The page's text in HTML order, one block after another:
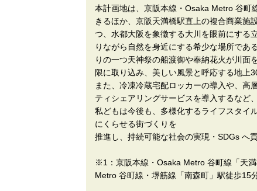
本計画地は、京阪本線・Osaka Metro 谷
きるほか、京阪天満橋駅直上の複合商業施
つ、水都大阪を象徴する大川を眼前にする
りながら自然を身近にする希少な場所であ
りの一つ天神祭の船渡御や奉納花火が川面
限に取り込み、美しい風景と呼応する地上
また、冷凍冷蔵宅配ロッカーの導入や、高
ティシェアリングサービスを導入するなど
私どもは今後も、多様化するライフスタイ
にくらせる街づくりを
推進し、持続可能な社会の実現・SDGs へ
※1：京阪本線・Osaka Metro 谷町線「天
Metro 谷町線・堺筋線「南森町」駅徒歩15